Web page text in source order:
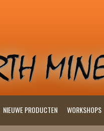
NIEUWE PRODUCTEN WORKSHOPS